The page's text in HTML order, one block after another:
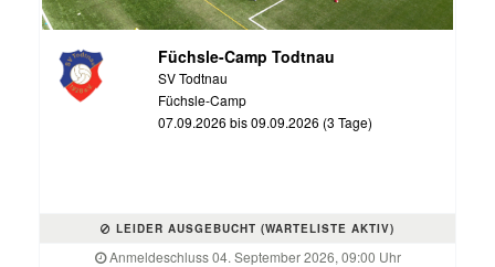
Füchsle-Camp Todtnau
SV Todtnau
Füchsle-Camp
07.09.2026 bis 09.09.2026 (3 Tage)
LEIDER AUSGEBUCHT (WARTELISTE AKTIV)
Anmeldeschluss 04. September 2026, 09:00 Uhr